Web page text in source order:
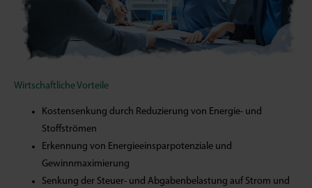
Wirtschaftliche Vorteile
Kostensenkung durch Reduzierung von Energie- und
Stoffströmen
Erkennung von Energieeinsparpotenziale und
Gewinnmaximierung
Senkung der Steuer- und Abgabenbelastung auf Strom und